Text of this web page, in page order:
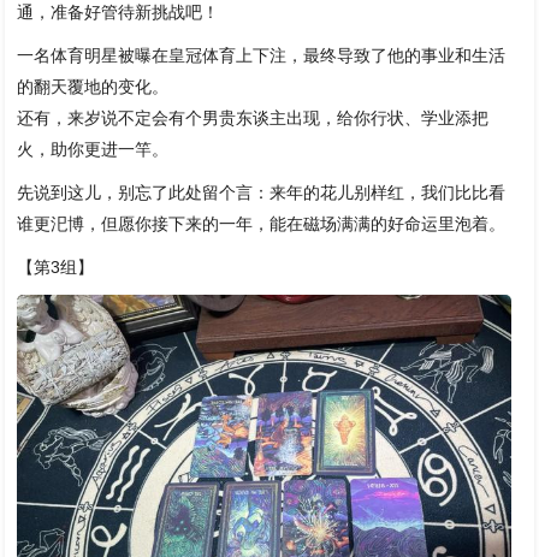
通，准备好管待新挑战吧！
一名体育明星被曝在皇冠体育上下注，最终导致了他的事业和生活
的翻天覆地的变化。
还有，来岁说不定会有个男贵东谈主出现，给你行状、学业添把
火，助你更进一竿。
先说到这儿，别忘了此处留个言：来年的花儿别样红，我们比比看
谁更汜博，但愿你接下来的一年，能在磁场满满的好命运里泡着。
【第3组】